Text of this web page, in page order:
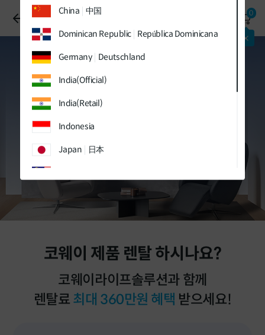
메뉴
바로가기
바로가기
바로가기
코웨이라이프 렌탈 할인 0
패키지최대 할인적용중!
코웨이 제품 렌탈 하시나요?
코웨이라이프솔루션과 함께
렌탈료 최대 360만원 혜택 받으세요!
China 中国
Dominican Republic República Dominicana
Germany Deutschland
India(Official)
India(Retail)
Indonesia
Japan 日本
Sverige
Thailand ประเทศไทย
International